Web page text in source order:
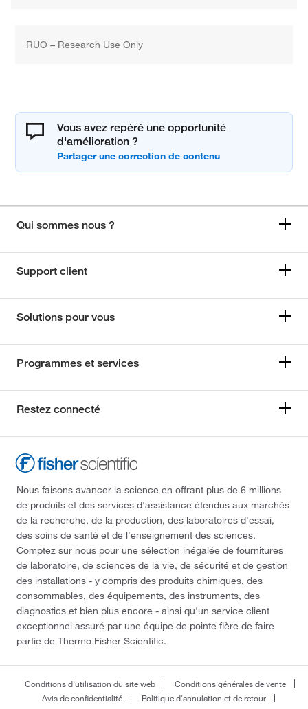
RUO – Research Use Only
Vous avez repéré une opportunité
d'amélioration ?
Qui sommes nous ?
Support client
Solutions pour vous
Programmes et services
Restez connecté
Nous faisons avancer la science en offrant plus de 6 millions
de produits et des services d'assistance étendus aux marchés
de la recherche, de la production, des laboratoires d'essai,
des soins de santé et de l'enseignement des sciences.
Comptez sur nous pour une sélection inégalée de fournitures
de laboratoire, de sciences de la vie, de sécurité et de gestion
des installations - y compris des produits chimiques, des
consommables, des équipements, des instruments, des
diagnostics et bien plus encore - ainsi qu'un service client
exceptionnel assuré par une équipe de pointe fière de faire
partie de Thermo Fisher Scientific.
Conditions d'utilisation du site web
Conditions générales de vente
Avis de confidentialité
Politique d'annulation et de retour